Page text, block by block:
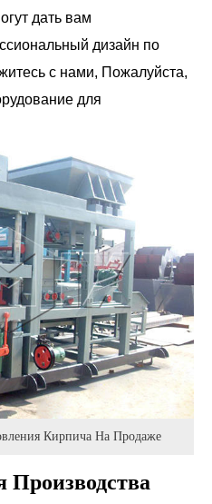
дать вам
дизайн по
с нами, Пожалуйста,
для
Кирпича На Продаже
Производства